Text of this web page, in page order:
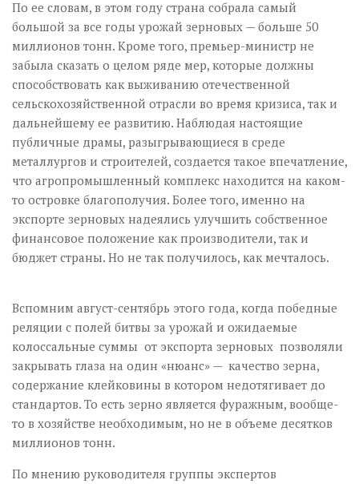
По ее словам, в этом году страна собрала самый
большой за все годы урожай зерновых — больше 50
миллионов тонн. Кроме того, премьер-министр не
забыла сказать о целом ряде мер, которые должны
способствовать как выживанию отечественной
сельскохозяйственной отрасли во время кризиса, так и
дальнейшему ее развитию. Наблюдая настоящие
публичные драмы, разыгрывающиеся в среде
металлургов и строителей, создается такое впечатление,
что агропромышленный комплекс находится на каком-
то островке благополучия. Более того, именно на
экспорте зерновых надеялись улучшить собственное
финансовое положение как производители, так и
бюджет страны. Но не так получилось, как мечталось.
Вспомним август-сентябрь этого года, когда победные
реляции с полей битвы за урожай и ожидаемые
колоссальные суммы от экспорта зерновых позволяли
закрывать глаза на один «нюанс» — качество зерна,
содержание клейковины в котором недотягивает до
стандартов. То есть зерно является фуражным, вообще-
то в хозяйстве необходимым, но не в объеме десятков
миллионов тонн.
По мнению руководителя группы экспертов